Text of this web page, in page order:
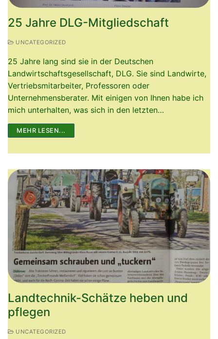
25 Jahre DLG-Mitgliedschaft
UNCATEGORIZED
25 Jahre lang sind sie in der Deutschen
Landwirtschaftsgesellschaft, DLG. Sie sind Landwirte,
Vertriebsmitarbeiter, Professoren oder
Unternehmensberater. Mit einigen von Ihnen habe ich
mich unterhalten, was sich in den letzten…
MEHR LESEN...
Landtechnik-Schätze heben und
pflegen
UNCATEGORIZED